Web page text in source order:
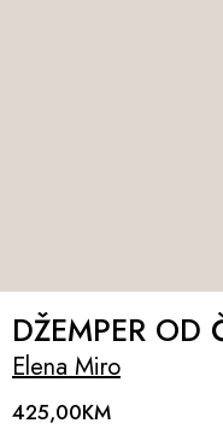
DŽEMPER OD
Elena Miro
425,00KM